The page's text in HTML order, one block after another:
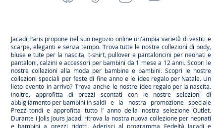
Jacadi Paris propone nel suo negozio online un'ampia varietà di vestiti e
scarpe, eleganti e senza tempo. Trova tutte le nostre collezioni di body,
bluse e tute per la nascita, t-shirt, pullover e pantaloncini per neonati e
pantaloni, calzini e accessori per bambini da 1 mese a 12 anni. Scopri le
nostre collezioni alla moda per bambine e bambini. Scopri le nostre
collezioni speciali per feste di fine anno e le idee regalo per Natale. Un
lieto evento in arrivo? Trova anche le nostre idee regalo per la nascita.
Inoltre, approfitta di prezzi scontati con le nostre selezioni di
abbigliamento per bambini in saldi e la nostra promozione speciale
Prezzi tondi e approfitta tutto l’ anno della nostra selezione Outlet.
Durante i Jolis Jours Jacadi ritrova la nostra nuova collezione per neonati
e bambini a prezzi ridotti. Aderisci al programma Fedeltà Jacadi e